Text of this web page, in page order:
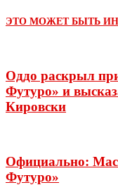
ЭТО МОЖЕТ БЫТЬ
Оддо раскрыл
Футуро» и
Кировски
Официально:
Футуро»